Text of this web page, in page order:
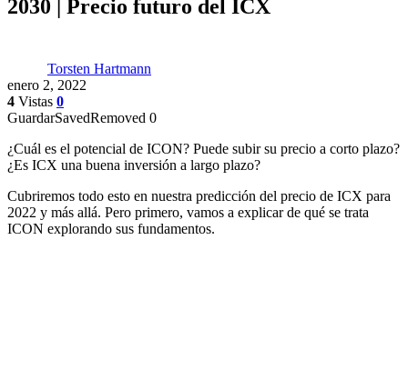
2030 | Precio futuro del ICX
Torsten Hartmann
enero 2, 2022
4 Vistas 0
GuardarSavedRemoved 0
¿Cuál es el potencial de ICON? Puede subir su precio a corto plazo?
¿Es ICX una buena inversión a largo plazo?
Cubriremos todo esto en nuestra predicción del precio de ICX para
2022 y más allá. Pero primero, vamos a explicar de qué se trata
ICON explorando sus fundamentos.